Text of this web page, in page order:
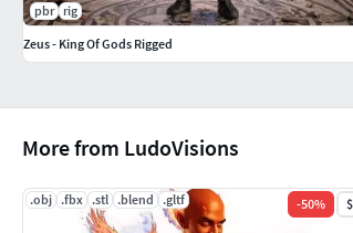
Ce modèle est une création originale et
officiel, ni d’un contenu affilié, approuvé
More from LudoVisions
.obj .fbx .stl .blend .gltf -50%
pbr rig
Zeus - King Of Gods Rigged